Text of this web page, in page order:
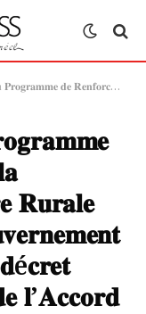
(𝐏𝐑𝐄𝐒𝐅𝐎𝐑) : 𝐥𝐞 𝐆𝐨𝐮𝐯𝐞𝐫𝐧𝐞𝐦𝐞𝐧𝐭 𝐢𝐯𝐨𝐢𝐫𝐢𝐞𝐧 𝐚 𝐚𝐝𝐨𝐩𝐭é 𝐮𝐧 𝐝é𝐜𝐫𝐞𝐭 𝐩𝐨𝐫𝐭𝐚𝐧𝐭 𝐫𝐚𝐭𝐢𝐟𝐢𝐜𝐚𝐭𝐢𝐨𝐧 𝐝𝐞 𝐥’𝐀𝐜𝐜𝐨𝐫𝐝 𝐝𝐞 𝐩𝐫ê𝐭
𝐑𝐮𝐫𝐚𝐥𝐞
𝐥’𝐀𝐜𝐜𝐨𝐫𝐝